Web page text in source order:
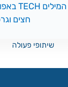
שיתופי פעולה